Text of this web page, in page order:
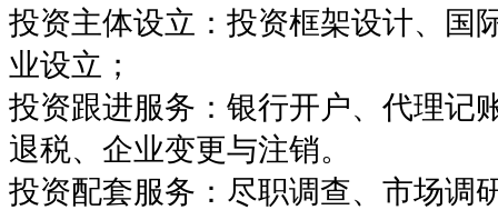
投资主体设立：投资框架设计、国
业设立；
投资跟进服务：银行开户、代理记
退税、企业变更与注销。
投资配套服务：尽职调查、市场调